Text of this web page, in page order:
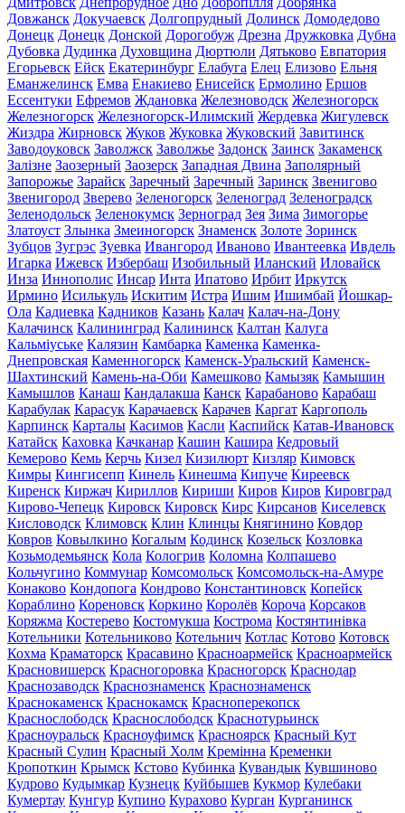
Довжанск Докучаевск Долгопрудный Долинск Домодедово
Донецк Донецк Донской Дорогобуж Дрезна Дружковка Дубна
Дубовка Дудинка Духовщина Дюртюли Дятьково Евпатория
Егорьевск Ейск Екатеринбург Елабуга Елец Елизово Ельня
Еманжелинск Емва Енакиево Енисейск Ермолино Ершов
Ессентуки Ефремов Ждановка Железноводск Железногорск
Железногорск Железногорск-Илимский Жердевка Жигулевск
Жиздра Жирновск Жуков Жуковка Жуковский Завитинск
Заводоуковск Заволжск Заволжье Задонск Заинск Закаменск
Залізне Заозерный Заозерск Западная Двина Заполярный
Запорожье Зарайск Заречный Заречный Заринск Звенигово
Звенигород Зверево Зеленогорск Зеленоград Зеленоградск
Зеленодольск Зеленокумск Зерноград Зея Зима Зимогорье
Златоуст Злынка Змеиногорск Знаменск Золоте Зоринск
Зубцов Зугрэс Зуевка Ивангород Иваново Ивантеевка Ивдель
Игарка Ижевск Избербаш Изобильный Иланский Иловайск
Инза Иннополис Инсар Инта Ипатово Ирбит Иркутск
Ирмино Исилькуль Искитим Истра Ишим Ишимбай Йошкар-
Ола Кадиевка Кадников Казань Калач Калач-на-Дону
Калачинск Калининград Калининск Калтан Калуга
Кальміуське Калязин Камбарка Каменка Каменка-
Днепровская Каменногорск Каменск-Уральский Каменск-
Шахтинский Камень-на-Оби Камешково Камызяк Камышин
Камышлов Канаш Кандалакша Канск Карабаново Карабаш
Карабулак Карасук Карачаевск Карачев Каргат Каргополь
Карпинск Карталы Касимов Касли Каспийск Катав-Ивановск
Катайск Каховка Качканар Кашин Кашира Кедровый
Кемерово Кемь Керчь Кизел Кизилюрт Кизляр Кимовск
Кимры Кингисепп Кинель Кинешма Кипуче Киреевск
Киренск Киржач Кириллов Кириши Киров Киров Кировград
Кирово-Чепецк Кировск Кировск Кирс Кирсанов Киселевск
Кисловодск Климовск Клин Клинцы Княгинино Ковдор
Ковров Ковылкино Когалым Кодинск Козельск Козловка
Козьмодемьянск Кола Кологрив Коломна Колпашево
Кольчугино Коммунар Комсомольск Комсомольск-на-Амуре
Конаково Кондопога Кондрово Константиновск Копейск
Кораблино Кореновск Коркино Королёв Короча Корсаков
Коряжма Костерево Костомукша Кострома Костянтинівка
Котельники Котельниково Котельнич Котлас Котово Котовск
Кохма Краматорск Красавино Красноармейск Красноармейск
Красновишерск Красногоровка Красногорск Краснодар
Краснозаводск Краснознаменск Краснознаменск
Краснокаменск Краснокамск Красноперекопск
Краснослободск Краснослободск Краснотурьинск
Красноуральск Красноуфимск Красноярск Красный Кут
Красный Сулин Красный Холм Кремінна Кременки
Кропоткин Крымск Кстово Кубинка Кувандык Кувшиново
Кудрово Кудымкар Кузнецк Куйбышев Кукмор Кулебаки
Кумертау Кунгур Купино Курахово Курган Курганинск